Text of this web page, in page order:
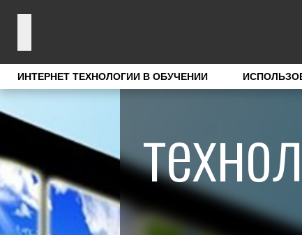
ИНТЕРНЕТ ТЕХНОЛОГИИ В ОБУЧЕНИИ